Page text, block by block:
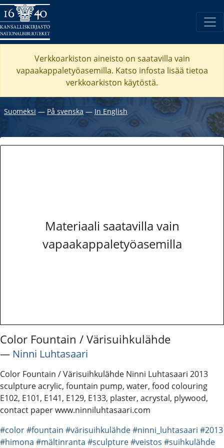
Verkkoarkiston aineisto on saatavilla vain
vapaakappaletyöasemilla. Katso infosta lisää tietoa
verkkoarkiston käytöstä.
Suomeksi ― På svenska ― In English
Materiaali saatavilla vain
vapaakappaletyöasemilla
Color Fountain / Värisuihkulähde
― Ninni Luhtasaari
Color Fountain / Värisuihkulähde Ninni Luhtasaari 2013
sculpture acrylic, fountain pump, water, food colouring
E102, E101, E141, E129, E133, plaster, acrystal, plywood,
contact paper www.ninniluhtasaari.com
#color#fountain #värisuihkulähde#ninni_luhtasaari #2013
#himona #mältinranta #sculpture#veistos #suihkulähde